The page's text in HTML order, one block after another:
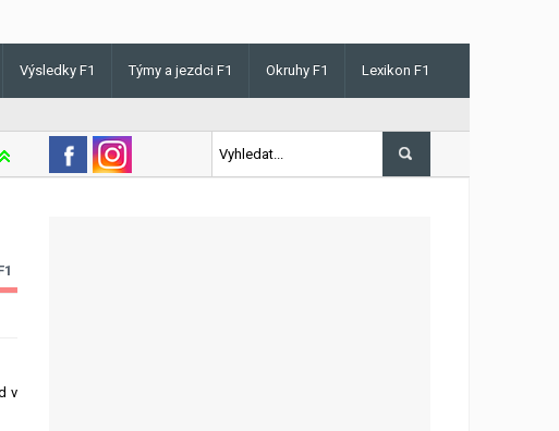
Výsledky F1 Týmy a jezdci F1 Okruhy F1 Lexikon F1
Lando Norris v Maďarsku letos poprvé vyhrál kvalifikaci
v